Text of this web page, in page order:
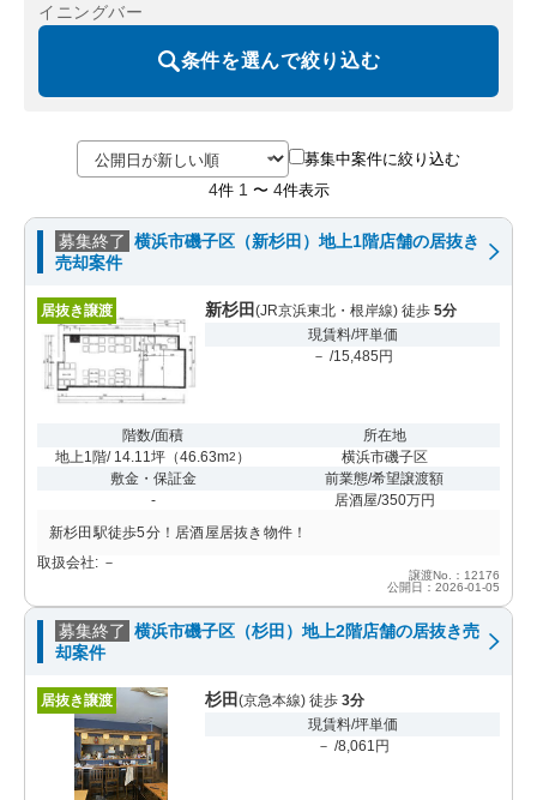
イニングバー
条件を選んで絞り込む
募集中案件に絞り込む
4件 1 〜 4件表示
募集終了 横浜市磯子区（新杉田）地上1階店舗の居抜き
売却案件
居抜き譲渡 新杉田 (JR京浜東北・根岸線) 徒歩 5分
現賃料/坪単価
－ /15,485円
階数/面積
地上1階/ 14.11坪 （46.63m2 ）
所在地
横浜市磯子区
敷金・保証金
-
前業態/希望譲渡額
居酒屋/350万円
新杉田駅徒歩5分！居酒屋居抜き物件！
取扱会社: －
譲渡No.：12176
公開日：2026-01-05
募集終了 横浜市磯子区（杉田）地上2階店舗の居抜き売
却案件
居抜き譲渡 杉田 (京急本線) 徒歩 3分
現賃料/坪単価
－ /8,061円